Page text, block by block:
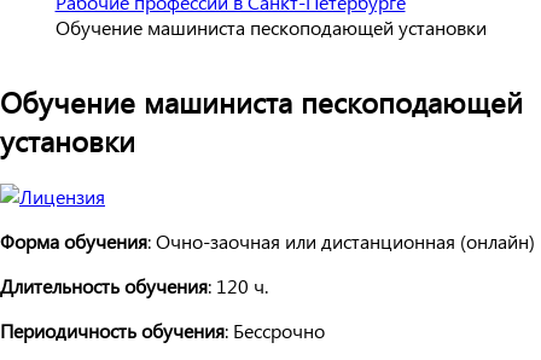
Обучение машиниста пескоподающей установки
Обучение машиниста пескоподающей
установки
Форма обучения: Очно-заочная или дистанционная (онлайн)
Длительность обучения: 120 ч.
Периодичность обучения: Бессрочно